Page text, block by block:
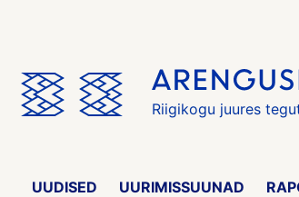
Riigikogu juures
UUDISED UURIMISSUUNAD